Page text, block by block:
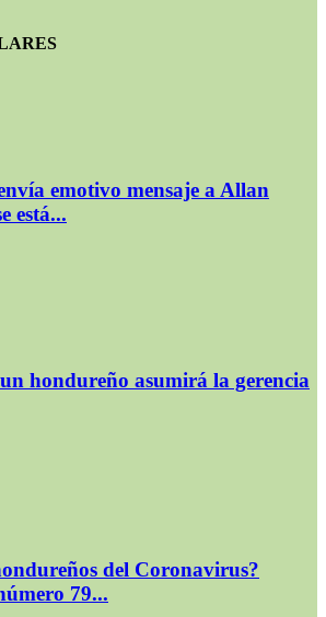
emotivo mensaje a Allan
está...
hondureño asumirá la gerencia
del Coronavirus?
79...